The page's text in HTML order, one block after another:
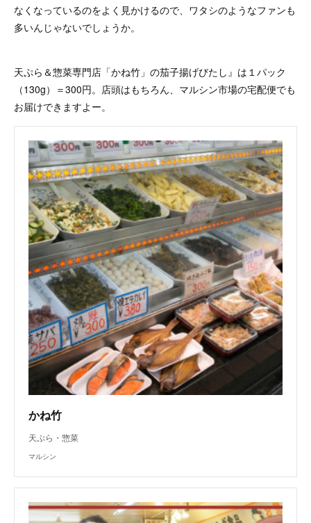
なくなっているのをよく見かけるので、ワタシのようなファンも
多いんじゃないでしょうか。
天ぷら＆惣菜専門店「かね竹」の茄子揚げびたし』は１パック
（130g）＝300円。店頭はもちろん、マルシン市場の宅配便でも
お届けできますよー。
かね竹
天ぷら・惣菜
マルシン